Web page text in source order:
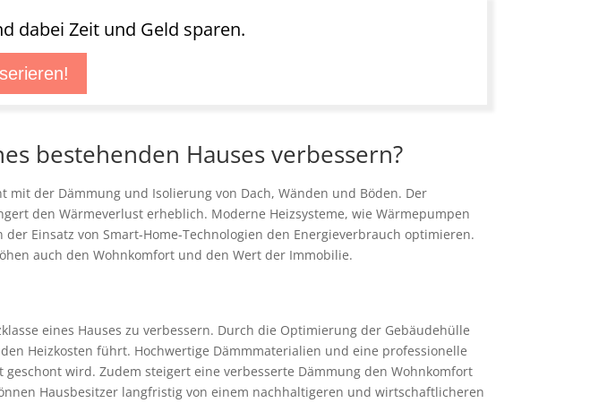
dabei Zeit und Geld sparen.
bestehenden Hauses verbessern?
mit der Dämmung und Isolierung von Dach, Wänden und Böden. Der
den Wärmeverlust erheblich. Moderne Heizsysteme, wie Wärmepumpen
Einsatz von Smart-Home-Technologien den Energieverbrauch optimieren.
auch den Wohnkomfort und den Wert der Immobilie.
eines Hauses zu verbessern. Durch die Optimierung der Gebäudehülle
Heizkosten führt. Hochwertige Dämmmaterialien und eine professionelle
wird. Zudem steigert eine verbesserte Dämmung den Wohnkomfort
Hausbesitzer langfristig von einem nachhaltigeren und wirtschaftlicheren